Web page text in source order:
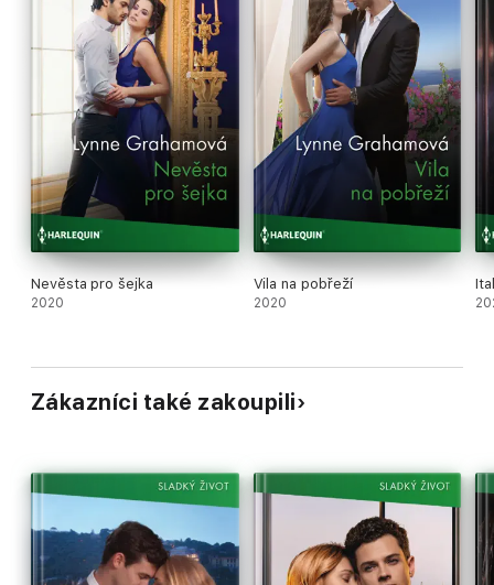
Nevěsta pro šejka
2020
Vila na pobřeží
2020
Zákazníci také zakoupili